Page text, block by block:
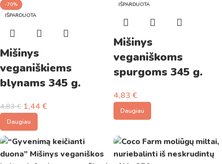
-70%
IŠPARDUOTA
Mišinys
veganiškiems
blynams 345 g.
4,83€ 1,44€
Daugiau
IŠPARDUOTA
Mišinys
veganiškoms
spurgoms 345 g.
4,83 €
Daugiau